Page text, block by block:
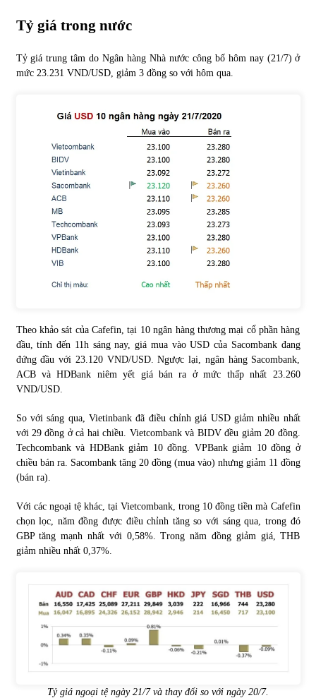
Bất ổn từ các cuộc đấu giá đất ở Thanh Hoá
31/05/2022
Tiền gửi vào ngân hàng tiếp tục tăng mạnh
31/05/2022
S&P Ratings cập nhật xếp hạng tín nhiệm của
Vietcombank và Eximbank
31/05/2022
Chứng khoán ngày 30/5/2022: Top 10 cổ phiếu nổi bật
31/05/2022
vốn hóa
09/11/2021
Chứng khoán ngày 12/10/2021: Top 10 cổ phiếu nổi bật
Top 10 xe bán chạy nhất tháng 9/2021
13/10/2021
Tỷ giá trong nước
Tỷ giá trung tâm do Ngân hàng Nhà nước công bố hôm nay (21/7) ở
mức 23.231 VND/USD, giảm 3 đồng so với hôm qua.
Theo khảo sát của Cafefin, tại 10 ngân hàng thương mại cổ phần hàng
đầu, tính đến 11h sáng nay, giá mua vào USD của Sacombank đang
đứng đầu với 23.120 VND/USD. Ngược lại, ngân hàng Sacombank,
ACB và HDBank niêm yết giá bán ra ở mức thấp nhất 23.260
VND/USD.
So với sáng qua, Vietinbank đã điều chỉnh giá USD giảm nhiều nhất
với 29 đồng ở cả hai chiều. Vietcombank và BIDV đều giảm 20 đồng.
Techcombank và HDBank giảm 10 đồng. VPBank giảm 10 đồng ở
chiều bán ra. Sacombank tăng 20 đồng (mua vào) nhưng giảm 11 đồng
(bán ra).
Với các ngoại tệ khác, tại Vietcombank, trong 10 đồng tiền mà Cafefin
chọn lọc, năm đồng được điều chỉnh tăng so với sáng qua, trong đó
GBP tăng mạnh nhất với 0,58%. Trong năm đồng giảm giá, THB
giảm nhiều nhất 0,37%.
Tỷ giá ngoại tệ ngày 21/7 và thay đổi so với ngày 20/7.